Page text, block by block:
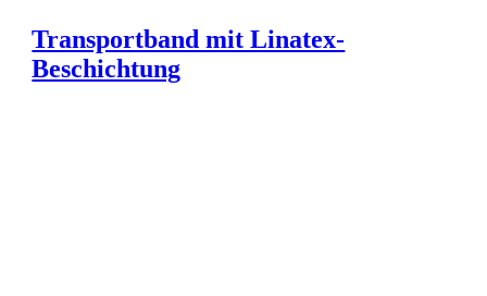
Transportband mit Linatex-
Beschichtung